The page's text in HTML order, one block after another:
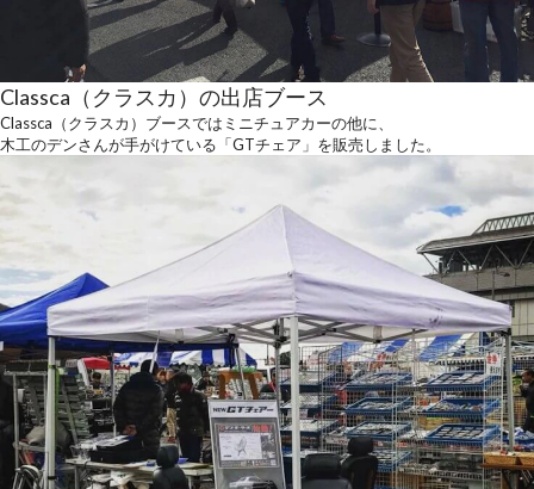
Classca（クラスカ）の出店ブース
Classca（クラスカ）ブースではミニチュアカーの他に、
木工のデンさんが手がけている「GTチェア」を販売しました。